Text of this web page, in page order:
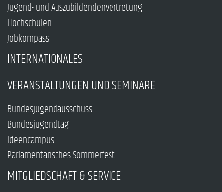
Jugend- und Auszubildendenvertretung
Hochschulen
Jobkompass
INTERNATIONALES
VERANSTALTUNGEN UND SEMINARE
Bundesjugendausschuss
Bundesjugendtag
Ideencampus
Parlamentarisches Sommerfest
MITGLIEDSCHAFT & SERVICE